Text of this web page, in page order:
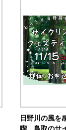
日野川の風を
喫 鳥取のサ